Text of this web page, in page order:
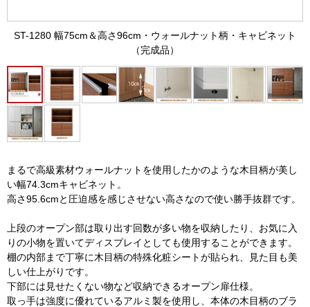
ST-1280 幅75cm＆高さ96cm・ウォールナット柄・キャビネット
（完成品）
まるで高級素材ウォールナットを使用したかのような木目柄が美し
い幅74.3cmキャビネット。
高さ95.6cmと圧迫感を感じさせない高さなので使い勝手抜群です。
上段のオープン部は取り出す回数が多い物を収納したり、お気に入
りの小物を置いてディスプレイとしても使用することができます。
棚の内部まで丁寧に木目柄の特殊化粧シートが貼られ、見た目も美
しい仕上がりです。
下部には見せたくない物など収納できるオープン扉仕様。
取っ手は強度に優れているアルミ製を使用し、本体の木目柄のブラ